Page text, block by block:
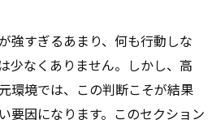
強すぎるあまり、何も行動しな
少なくありません。しかし、高
環境では、この判断こそが結果
要因になります。このセクション